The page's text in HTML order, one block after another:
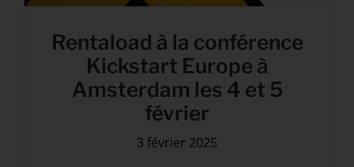
Rentaload à la conférence
Kickstart Europe à
Amsterdam les 4 et 5
février
3 février 2025